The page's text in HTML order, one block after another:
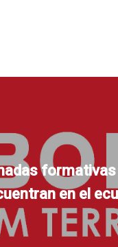
formativas
en el